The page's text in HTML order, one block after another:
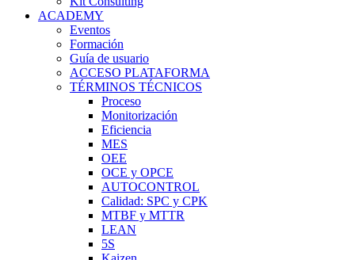
ACADEMY
Eventos
Formación
Guía de usuario
ACCESO PLATAFORMA
TÉRMINOS TÉCNICOS
Proceso
Monitorización
Eficiencia
MES
OEE
OCE y OPCE
AUTOCONTROL
Calidad: SPC y CPK
MTBF y MTTR
LEAN
5S